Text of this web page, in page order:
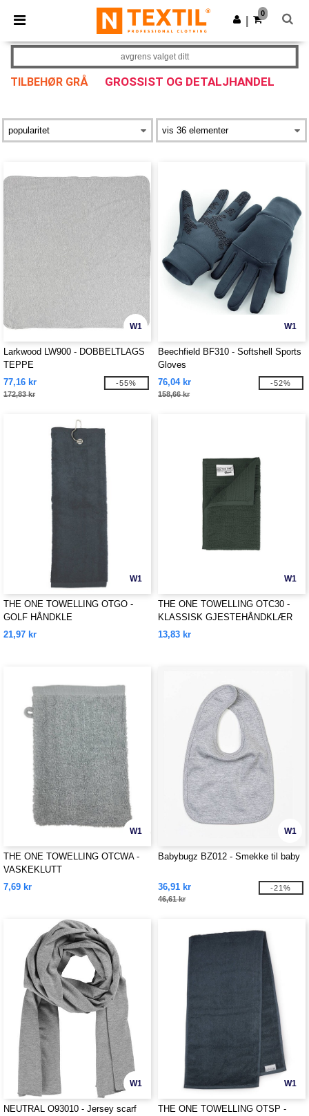
× Ntextil-app
Bedre priser i appen!
Last ned app
0
TILBEHØR GRÅ GROSSIST OG DETALJHANDEL
avgrens valget ditt
W1
Larkwood LW900 - DOBBELTLAGS
TEPPE
77,16 kr
172,83 kr
-55%
W1
Beechfield BF310 - Softshell Sports
Gloves
76,04 kr
158,66 kr
-52%
W1
THE ONE TOWELLING OTGO -
GOLF HÅNDKLE
21,97 kr
W1
THE ONE TOWELLING OTC30 -
KLASSISK GJESTEHÅNDKLÆR
13,83 kr
W1
THE ONE TOWELLING OTCWA -
VASKEKLUTT
7,69 kr
W1
Babybugz BZ012 - Smekke til baby
36,91 kr
46,61 kr
-21%
W1
NEUTRAL O93010 - Jersey scarf
W1
THE ONE TOWELLING OTSP -